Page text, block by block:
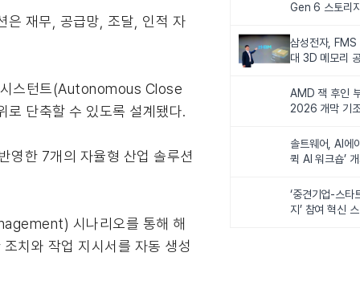
은 재무, 공급망, 조달, 인적 자
시스턴트(Autonomous Close
단축할 수 있도록 설계됐다.
영한 7개의 자율형 산업 솔루션
시나리오를 통해 해
치와 작업 지시서를 자동 생성
Gen 6 스토리
삼성전자,
대 3D 메모리
AMD 잭 후인
2026 개막 기
솔트웨어, AI에
퀵 AI 워크숍’
‘중견기업-스타
지’ 참여 혁신